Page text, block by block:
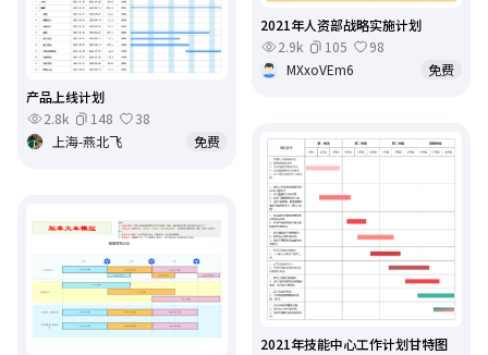
2021年人资部战略实施计划
2.9k
105
98
MXxoVEm6
免费
产品上线计划
2.8k
148
38
上海-燕北飞
免费
2021年技能中心工作计划甘特图